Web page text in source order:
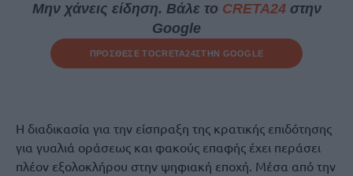
Μην χάνεις είδηση. Βάλε το CRETA24στην
Google
ΠΡΟΣΘΕΣΕ ΤΟCRETA24ΣΤΗΝ GOOGLE
Η διαδικασία για την είσπραξη της κρατικής επιδότησης
για γυαλιά οράσεως και φακούς επαφής έχει περάσει
πλέον εξολοκλήρου στην ψηφιακή εποχή. Μέσα από την